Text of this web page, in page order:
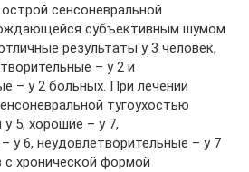
сенсоневральной
субъективным шумом
результаты у 3 человек,
– у 2 и
– у 2 больных. При лечении
тугоухостью
5, хорошие – у 7,
у 6, неудовлетворительные – у 7
хронической формой